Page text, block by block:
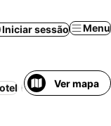
Iniciar sessão Menu
Cancelamento
Ver mapa